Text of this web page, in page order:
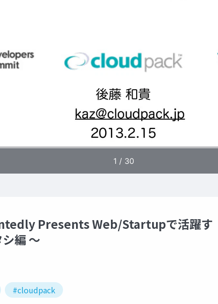
Presents Web/Startupで活躍す
編 〜
#cloudpack